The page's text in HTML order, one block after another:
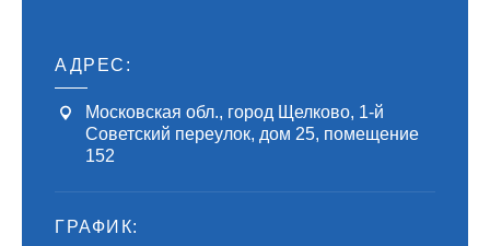
АДРЕС:
Московская обл., город Щелково, 1-й
Советский переулок, дом 25, помещение
152
ГРАФИК: